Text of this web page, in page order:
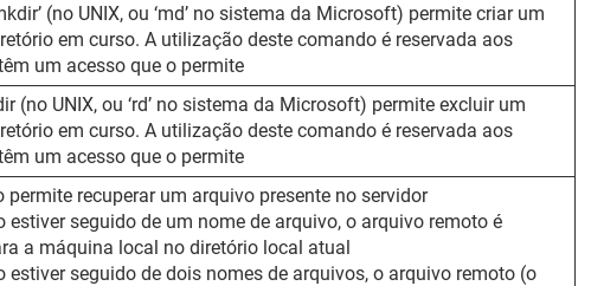
(no UNIX, ou ‘md’ no sistema da Microsoft) permite criar um
em curso. A utilização deste comando é reservada aos
um acesso que o permite
(no UNIX, ou ‘rd’ no sistema da Microsoft) permite excluir um
em curso. A utilização deste comando é reservada aos
um acesso que o permite
permite recuperar um arquivo presente no servidor
estiver seguido de um nome de arquivo, o arquivo remoto é
a máquina local no diretório local atual
estiver seguido de dois nomes de arquivos, o arquivo remoto (o